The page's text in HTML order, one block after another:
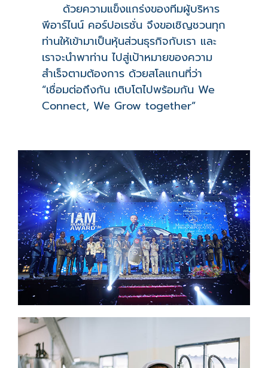
ด้วยความแข็งแกร่งของทีมผู้บริหาร
พีอาร์ไนน์ คอร์ปอเรชั่น จึงขอเชิญชวนทุก
ท่านให้เข้ามาเป็นหุ้นส่วนธุรกิจกับเรา และ
เราจะนำพาท่าน ไปสู่เป้าหมายของความ
สำเร็จตามต้องการ ด้วยสโลแกนที่ว่า
“เชื่อมต่อถึงกัน เติบโตไปพร้อมกัน We
Connect, We Grow together”